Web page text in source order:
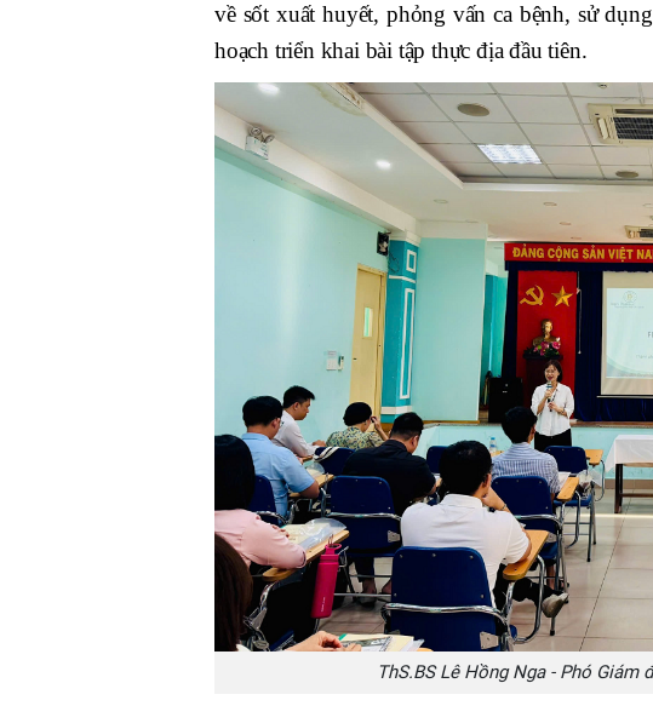
về sốt xuất huyết, phỏng vấn ca bệnh, sử
hoạch triển khai bài tập thực địa đầu tiên.
ThS.BS Lê Hồng Nga - Phó